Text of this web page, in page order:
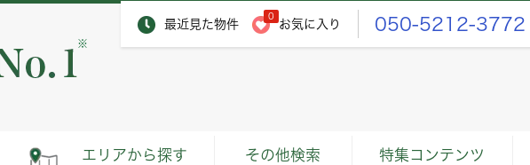
最近見た物件
0
お気に入り 050-5212-3772
※
エリアから探す その他検索 特集コンテンツ